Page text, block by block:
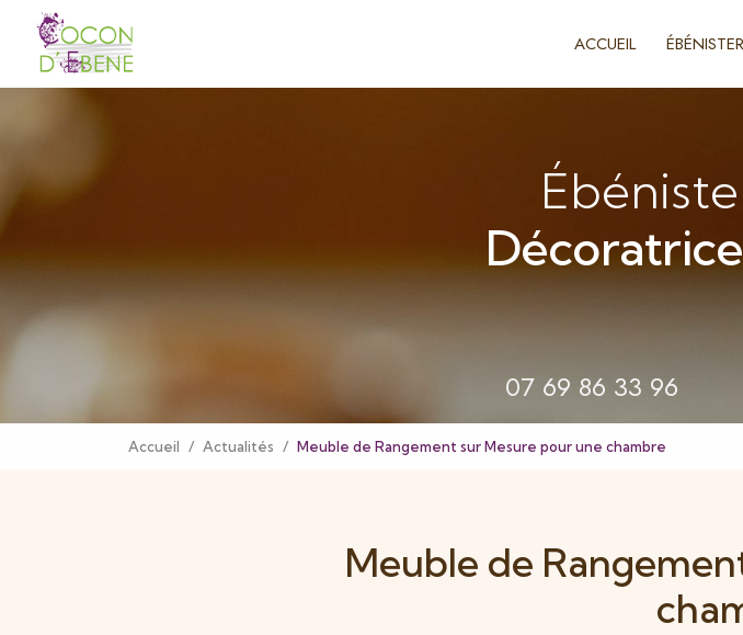
contenu
principal
ACCUEIL
07 69 86 33 96
Accueil Actualités Meuble de Rangement sur Mesure pour une chambre
Meuble de